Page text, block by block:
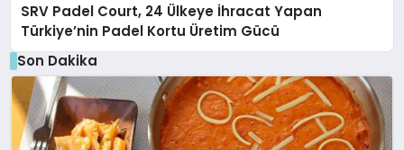
SRV Padel Court, 24 Ülkeye İhracat Yapan
Türkiye’nin Padel Kortu Üretim Gücü
Son Dakika